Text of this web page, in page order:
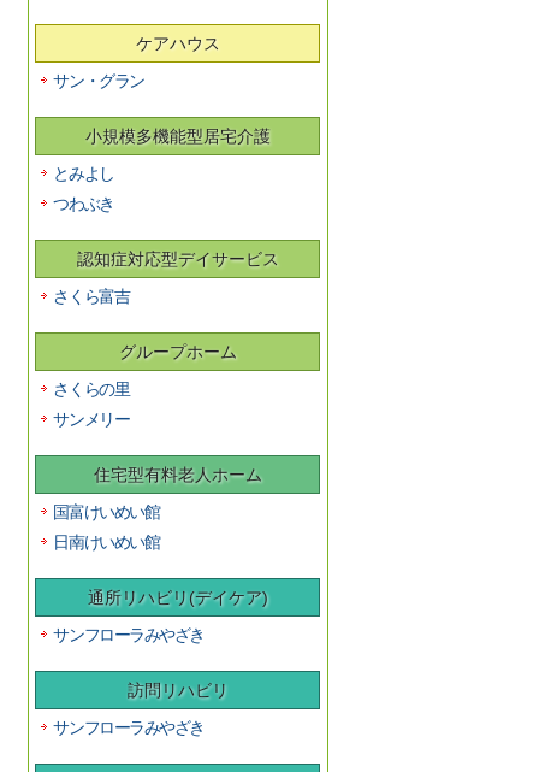
ケアハウス
サン・グラン
小規模多機能型居宅介護
とみよし
つわぶき
認知症対応型デイサービス
さくら富吉
グループホーム
さくらの里
サンメリー
住宅型有料老人ホーム
国富けいめい館
日南けいめい館
通所リハビリ(デイケア)
サンフローラみやざき
訪問リハビリ
サンフローラみやざき